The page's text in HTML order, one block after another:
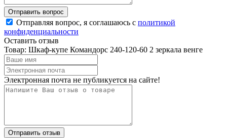
Отправляя вопрос, я соглашаюсь с политикой
конфиденциальности
Оставить отзыв
Товар: Шкаф-купе Командорс 240-120-60 2 зеркала венге
Электронная почта не публикуется на сайте!